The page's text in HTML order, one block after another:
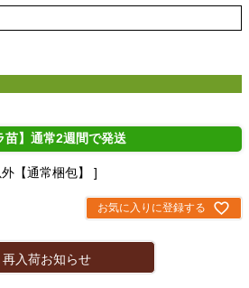
苗】通常2週間で発送
【通常梱包】
お気に入りに登録する
再入荷お知らせ